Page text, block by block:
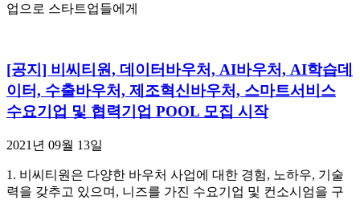
업으로 스타트업들에게
[공지] 비씨티원, 데이터바우처, AI바우처, AI학습데
이터, 수출바우처, 제조혁신바우처, 스마트서비스
수요기업 및 협력기업 POOL 모집 시작
2021년 09월 13일
1. 비씨티원은 다양한 바우처 사업에 대한 경험, 노하우, 기술
력을 갖추고 있으며, 니즈를 가진 수요기업 및 컨소시엄을 구